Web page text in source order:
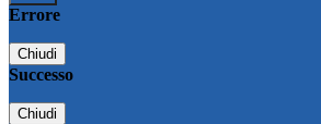
Errore
Chiudi
Successo
Chiudi